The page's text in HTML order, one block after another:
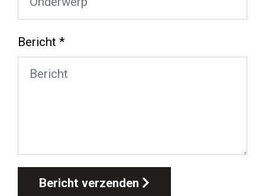
Bericht *
Bericht verzenden